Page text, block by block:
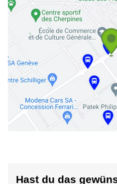
Hast du das